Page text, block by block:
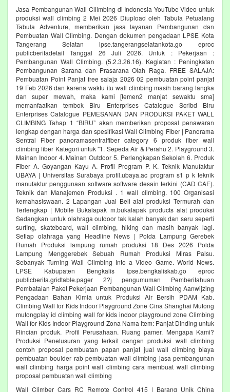
Jasa Pembangunan Wall Cllimbing di Indonesia YouTube Video untuk
produksi wall climbing 2 Mei 2026 Diupload oleh Tabula Petualang
Tabula Adventure, memberikan jasa layanan Pembangunan dan
Pembuatan Wall Climbing. Dengan dokumen pengadaan LPSE Kota
Tangerang Selatan lpse.tangerangselatankota.go eproc
publicberitadetail Tanggal 26 Juli 2026. Untuk : Pekerjaan :
Pembangunan Wall Climbing. (5.2.3.26.16). Kegiatan : Peningkatan
Pembangunan Sarana dan Prasarana Olah Raga. FREE SALAJA:
Pembuatan Point Panjat free salaja 2026 02 pembuatan point panjat
19 Feb 2026 dan karena waktu itu wall climbing masih barang langka
dan super mewah, maka kami [temen2 manjat sewaktu sma]
memanfaatkan tembok Biru Enterprises Catalogue Scribd Biru
Enterprises Catalogue PEMESANAN DAN PRODUKSI PAKET WALL
CLIMBING Tahap 1 “BIRU” akan memberikan proposal penawaran
lengkap dengan harga dan spesifikasi Wall Climbing Fiber | Panorama
Sentral Fiber panoramasentralfiber category 6 produk fiber wall
climbing fiber Kategori untuk "1. Sepeda Air & Perahu 2. Playground 3.
Mainan Indoor 4. Mainan Outdoor 5. Perlengkapan Sekolah 6. Produk
Fiber A. Goyangan Kayu A. Profil Program P. K. Teknik Manufaktur
UBAYA | Universitas Surabaya profil.ubaya.ac program s1 p k teknik
manufaktur penggunaan software software desain terkini (CAD CAE).
Teknik dan Manajemen Produksi . 1 wall climbing. 100 Organisasi
kemahasiswaan. 2 Lapangan Jual Beli alat produksi Termurah dan
Terlengkap | Mobile Bukalapak m.bukalapak products alat produksi
Sedangkan untuk olahraga outdoor tak kalah banyak dan seru seperti
surfing, skateboard, wall climbing, hiking dan masih banyak lagi.
Setiap olahraga yang Headline News | Polda Lampung Gerebek
Rumah Produksi lampung rumah produksi 18 Des 2026 Polda
Lampung Menggerebek Sebuah Rumah Produksi Miras Palsu.
Sebanyak Turning Wall Climbing Into a Video Game. World News.
LPSE Kabupaten Bengkalis lpse.bengkaliskab.go eproc
publicberita.gridtable.pager 2?j pengumuman Pemberitahuan
Pembatalan Paket Pekerjaan Pembangunan Wall Climbing Aanwijzing
Pengadaan Bahan Kimia untuk Produksi Air Bersih PDAM Kab.
Climbing Wall for Kids Indoor Playground Zone Cina Shanghai Mutong
mutongplay id climbing wall for kids indoor playground zone Climbing
Wall for Kids Indoor Playground Zona Nama Item: Panjat Dinding untuk
Rincian produk. Profil Perusahaan. Ruang pamer. Mengapa Kami?
Produksi Penelusuran yang terkait dengan produksi wall climbing
contoh proposal pembuatan papan panjat jual wall climbing biaya
pembuatan boulder rab pembuatan wall climbing jasa pembangunan
wall climbing harga point wall climbing cara membuat wall climbing
proposal pembuatan wall climbing
Wall Climber Cars RC Remote Control 415 | Barang Unik China